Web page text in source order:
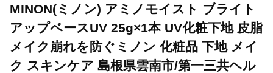
MINON(ミノン) アミノモイスト ブライト
アップベースUV 25g×1本 UV化粧下地 皮脂
メイク崩れを防ぐミノン 化粧品 下地 メイ
ク スキンケア 島根県雲南市/第一三共ヘル